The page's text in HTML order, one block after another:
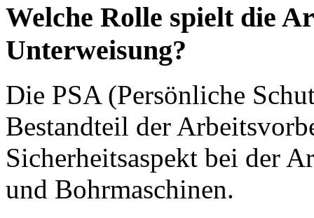
Welche Rolle spielt die
Unterweisung?
Die PSA (Persönliche
Bestandteil der
Sicherheitsaspekt bei der
und Bohrmaschinen.